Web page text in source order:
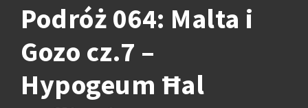
Podróż 064: Malta i
Gozo cz.7 –
Hypogeum Ħal